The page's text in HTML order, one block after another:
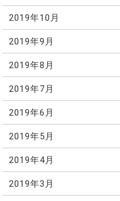
2019年10月
2019年9月
2019年8月
2019年7月
2019年6月
2019年5月
2019年4月
2019年3月